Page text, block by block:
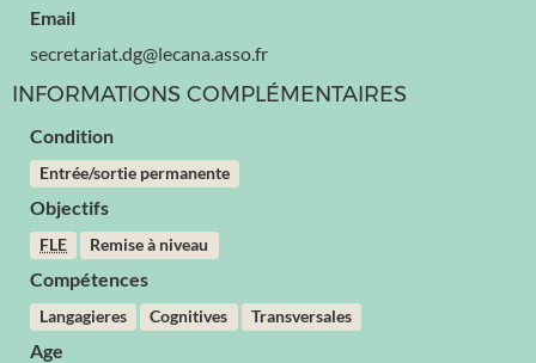
Email
secretariat.dg@lecana.asso.fr
INFORMATIONS COMPLÉMENTAIRES
Condition
Entrée/sortie permanente
Objectifs
FLE Remise à niveau
Compétences
Langagieres Cognitives Transversales
Age